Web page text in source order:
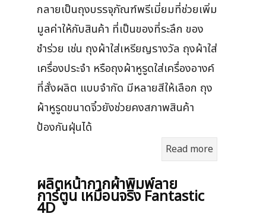
กลายเป็นถุงบรรจุภัณฑ์พรีเมี่ยมที่ช่วยเพิ่ม
มูลค่าให้กับสินค้า ที่เป็นของที่ระลึก ของ
ชำร่วย เช่น ถุงผ้าใส่เหรียญรางวัล ถุงผ้าใส่
เครื่องประจำ หรือถุงผ้าหูรูดใส่เครื่องอางค์
ที่สั่งผลิต แบบจำกัด มีหลายสีให้เลือก ถุง
ผ้าหูรูดขนาดจิ๋วยังช่วยคงสภาพสินค้า
ป้องกันฝุ่นได้
Read more
ผลิตหน้ากากผ้าพิมพ์ลาย
การ์ตูน เหมือนจริง Fantastic
4D